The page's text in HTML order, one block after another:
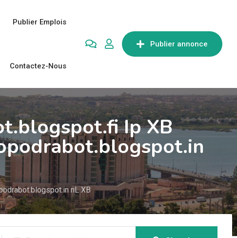
Publier annonce
Publier Emplois
Contactez-Nous
Ip XB
nL XB